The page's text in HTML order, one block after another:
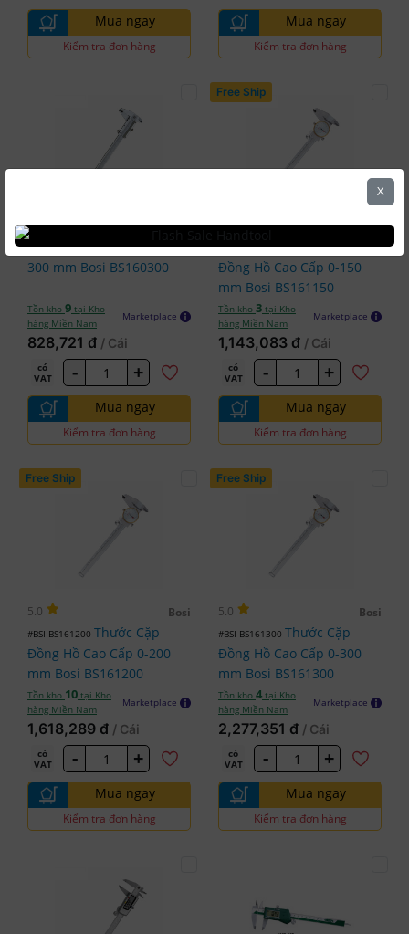
Mua ngay
Kiểm tra đơn hàng
Mua ngay
Kiểm tra đơn hàng
5.0 Bosi
#BSI-BS160300Thước Cặp 0-
300 mm Bosi BS160300
Tồn kho 9 tại Kho
hàng Miền Nam
Marketplace
828,721 đ / Cái
có
VAT
- +
Mua ngay
Kiểm tra đơn hàng
Free Ship
5.0 Bosi
#BSI-BS161150Thước Cặp
Đồng Hồ Cao Cấp 0-150
mm Bosi BS161150
Tồn kho 3 tại Kho
hàng Miền Nam
Marketplace
1,143,083 đ / Cái
có
VAT
- +
Mua ngay
Kiểm tra đơn hàng
Free Ship
5.0 Bosi
#BSI-BS161200 Thước Cặp
Đồng Hồ Cao Cấp 0-200
mm Bosi BS161200
Tồn kho 10 tại Kho
hàng Miền Nam
Marketplace
1,618,289 đ / Cái
có
VAT
- +
Mua ngay
Kiểm tra đơn hàng
Free Ship
5.0 Bosi
#BSI-BS161300 Thước Cặp
Đồng Hồ Cao Cấp 0-300
mm Bosi BS161300
Tồn kho 4 tại Kho
hàng Miền Nam
Marketplace
2,277,351 đ / Cái
có
VAT
- +
Mua ngay
Kiểm tra đơn hàng
X